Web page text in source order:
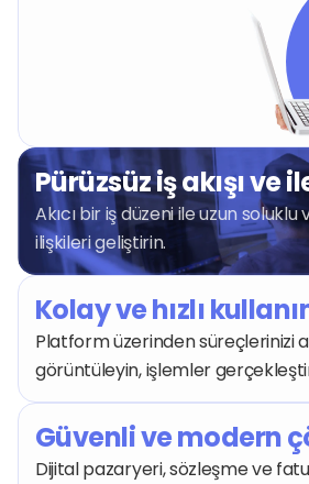
Pürüzsüz iş akışı ve
Akıcı bir iş düzeni ile uzun
ilişkileri geliştirin.
Kolay ve hızlı
Platform üzerinden süreçlerinizi
görüntüleyin, işlemler
Güvenli ve modern
Dijital pazaryeri, sözleşme ve